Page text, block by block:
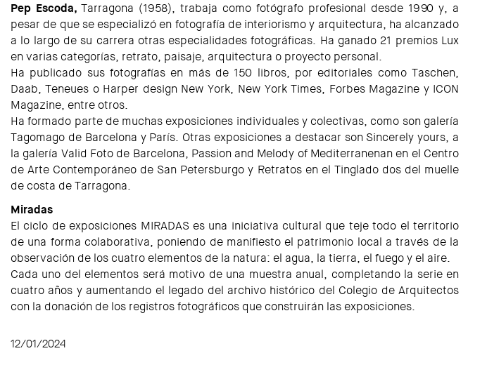
Pep Escoda, Tarragona (1958), trabaja como fotógrafo profesional desde 1990 y, a
pesar de que se especializó en fotografía de interiorismo y arquitectura, ha alcanzado
a lo largo de su carrera otras especialidades fotográficas. Ha ganado 21 premios Lux
en varias categorías, retrato, paisaje, arquitectura o proyecto personal.
Ha publicado sus fotografías en más de 150 libros, por editoriales como Taschen,
Daab, Teneues o Harper design New York, New York Times, Forbes Magazine y ICON
Magazine, entre otros.
Ha formado parte de muchas exposiciones individuales y colectivas, como son galería
Tagomago de Barcelona y París. Otras exposiciones a destacar son Sincerely yours, a
la galería Valid Foto de Barcelona, Passion and Melody of Mediterranenan en el Centro
de Arte Contemporáneo de San Petersburgo y Retratos en el Tinglado dos del muelle
de costa de Tarragona.
Miradas
El ciclo de exposiciones MIRADAS es una iniciativa cultural que teje todo el territorio
de una forma colaborativa, poniendo de manifiesto el patrimonio local a través de la
observación de los cuatro elementos de la natura: el agua, la tierra, el fuego y el aire.
Cada uno del elementos será motivo de una muestra anual, completando la serie en
cuatro años y aumentando el legado del archivo histórico del Colegio de Arquitectos
con la donación de los registros fotográficos que construirán las exposiciones.
12/01/2024